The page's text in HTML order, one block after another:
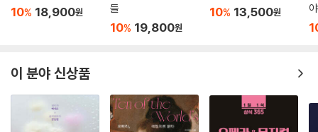
10% 18,900원
들
10% 19,800원
10% 13,500원
이 분야 신상품